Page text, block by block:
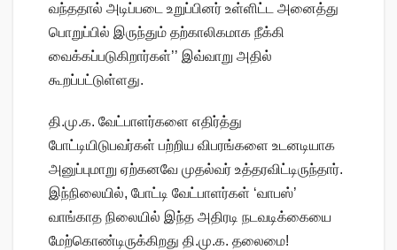
வந்ததால் அடிப்படை உறுப்பினர் உள்ளிட்ட அனைத்து
பொறுப்பில் இருந்தும் தற்காலிகமாக நீக்கி
வைக்கப்படுகிறார்கள்’’ இவ்வாறு அதில்
கூறப்பட்டுள்ளது.
தி.மு.க. வேட்பாளர்களை எதிர்த்து
போட்டியிடுபவர்கள் பற்றிய விபரங்களை உடனடியாக
அனுப்புமாறு ஏற்கனவே முதல்வர் உத்தரவிட்டிருந்தார்.
இந்நிலையில், போட்டி வேட்பாளர்கள் ‘வாபஸ்’
வாங்காத நிலையில் இந்த அதிரடி நடவடிக்கையை
மேற்கொண்டிருக்கிறது தி.மு.க. தலைமை!